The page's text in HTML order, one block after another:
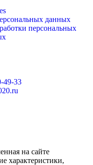
данных
персональных
49-33
на сайте
характеристики,